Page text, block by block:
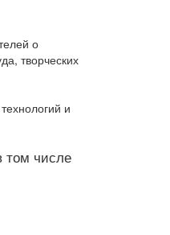
о
творческих
и
том числе